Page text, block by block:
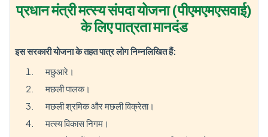
प्रधान मंत्री मत्स्य संपदा योजना (पीएमएमएसवाई)
के लिए पात्रता मानदंड
इस सरकारी योजना के तहत पात्र लोग निम्नलिखित हैं:
मछुआरे।
मछली पालक।
मछली श्रमिक और मछली विक्रेता।
मत्स्य विकास निगम।